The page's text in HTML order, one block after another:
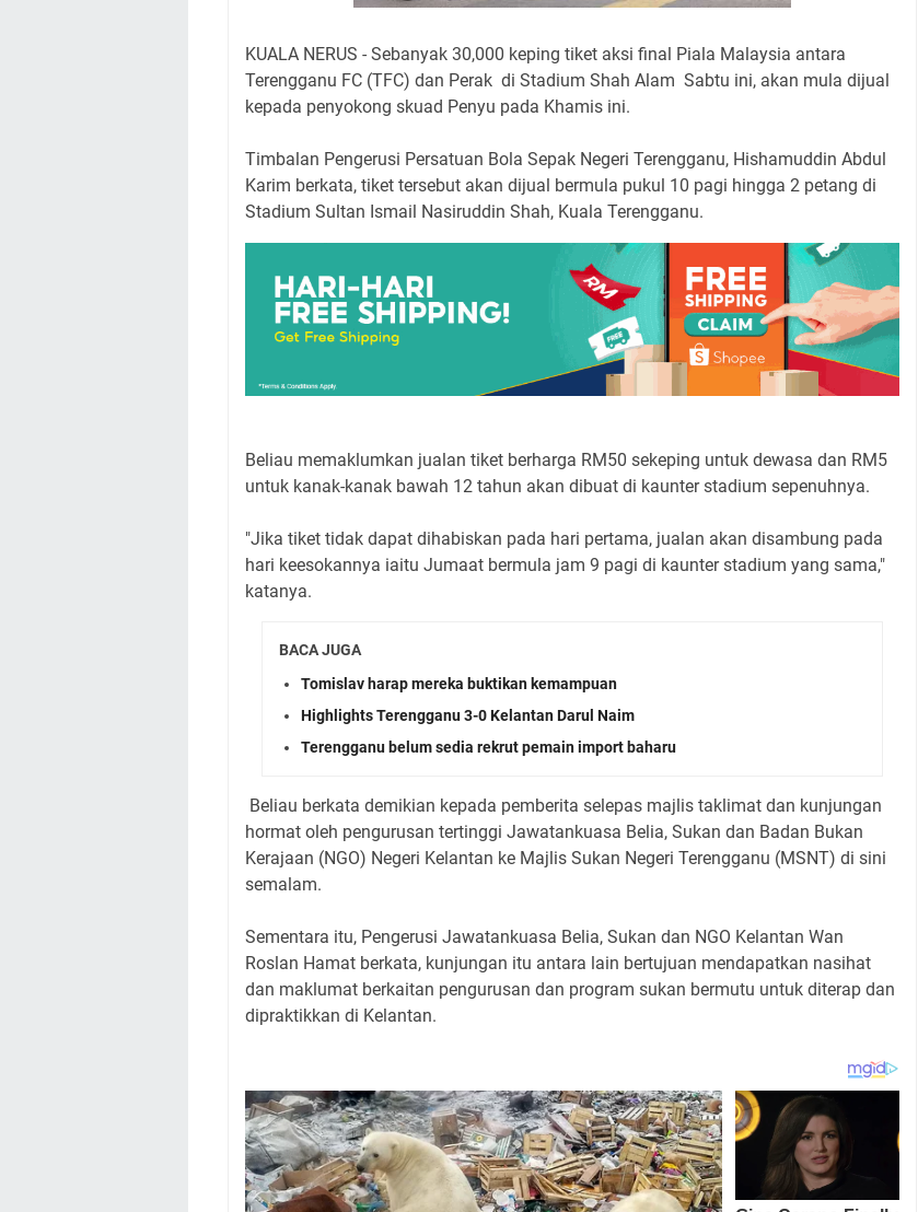
KUALA NERUS - Sebanyak 30,000 keping tiket aksi final Piala Malaysia antara
Terengganu FC (TFC) dan Perak di Stadium Shah Alam Sabtu ini, akan mula dijual
kepada penyokong skuad Penyu pada Khamis ini.
Timbalan Pengerusi Persatuan Bola Sepak Negeri Terengganu, Hishamuddin Abdul
Karim berkata, tiket tersebut akan dijual bermula pukul 10 pagi hingga 2 petang di
Stadium Sultan Ismail Nasiruddin Shah, Kuala Terengganu.
Beliau memaklumkan jualan tiket berharga RM50 sekeping untuk dewasa dan RM5
untuk kanak-kanak bawah 12 tahun akan dibuat di kaunter stadium sepenuhnya.
"Jika tiket tidak dapat dihabiskan pada hari pertama, jualan akan disambung pada
hari keesokannya iaitu Jumaat bermula jam 9 pagi di kaunter stadium yang sama,"
katanya.
BACA JUGA
Tomislav harap mereka buktikan kemampuan
Highlights Terengganu 3-0 Kelantan Darul Naim
Terengganu belum sedia rekrut pemain import baharu
Beliau berkata demikian kepada pemberita selepas majlis taklimat dan kunjungan
hormat oleh pengurusan tertinggi Jawatankuasa Belia, Sukan dan Badan Bukan
Kerajaan (NGO) Negeri Kelantan ke Majlis Sukan Negeri Terengganu (MSNT) di sini
semalam.
Sementara itu, Pengerusi Jawatankuasa Belia, Sukan dan NGO Kelantan Wan
Roslan Hamat berkata, kunjungan itu antara lain bertujuan mendapatkan nasihat
dan maklumat berkaitan pengurusan dan program sukan bermutu untuk diterap dan
dipraktikkan di Kelantan.